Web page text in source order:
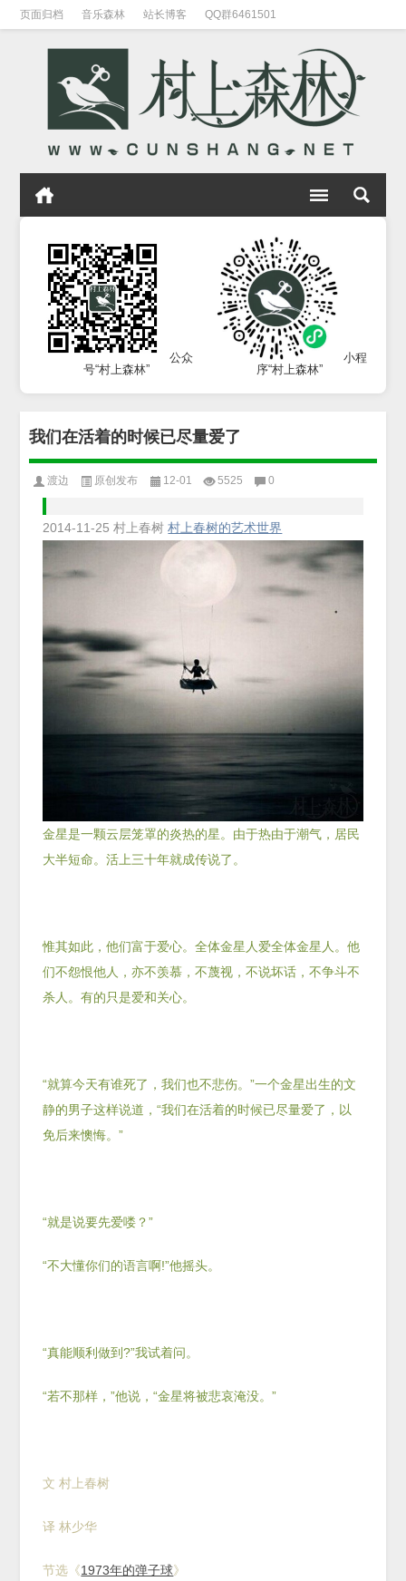
页面归档 音乐森林 站长博客 QQ群6461501
公众
号“村上森林”
小程
序“村上森林”
我们在活着的时候已尽量爱了
渡边 原创发布 12-01 5525 0
2014-11-25 村上春树 村上春树的艺术世界
金星是一颗云层笼罩的炎热的星。由于热由于潮气，居民
大半短命。活上三十年就成传说了。
惟其如此，他们富于爱心。全体金星人爱全体金星人。他
们不怨恨他人，亦不羡慕，不蔑视，不说坏话，不争斗不
杀人。有的只是爱和关心。
“就算今天有谁死了，我们也不悲伤。”一个金星出生的文
静的男子这样说道，“我们在活着的时候已尽量爱了，以
免后来懊悔。”
“就是说要先爱喽？”
“不大懂你们的语言啊!”他摇头。
“真能顺利做到?”我试着问。
“若不那样，”他说，“金星将被悲哀淹没。”
文 村上春树
译 林少华
节选《1973年的弹子球》